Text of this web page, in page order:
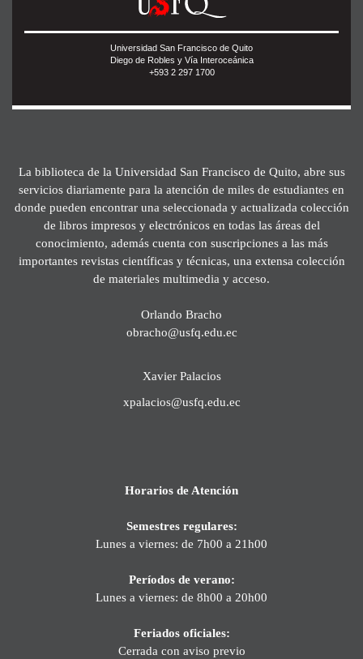
Universidad San Francisco de Quito
Diego de Robles y Vía Interoceánica
+593 2 297 1700
La biblioteca de la Universidad San Francisco de Quito, abre sus
servicios diariamente para la atención de miles de estudiantes en
donde pueden encontrar una seleccionada y actualizada colección
de libros impresos y electrónicos en todas las áreas del
conocimiento, además cuenta con suscripciones a las más
importantes revistas científicas y técnicas, una extensa colección
de materiales multimedia y acceso.
Orlando Bracho
obracho@usfq.edu.ec
Xavier Palacios
xpalacios@usfq.edu.ec
Horarios de Atención
Semestres regulares:
Lunes a viernes: de 7h00 a 21h00
Períodos de verano:
Lunes a viernes: de 8h00 a 20h00
Feriados oficiales:
Cerrada con aviso previo